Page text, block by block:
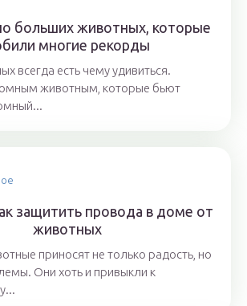
больших животных, которые
многие рекорды
всегда есть чему удивиться.
животным, которые бьют
защитить провода в доме от
животных
приносят не только радость, но
Они хоть и привыкли к